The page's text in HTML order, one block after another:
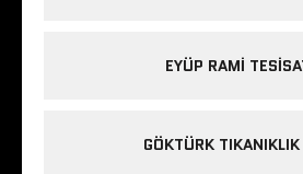
EYÜP RAMI
GÖKTÜRK